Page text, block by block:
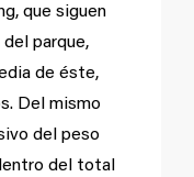
que siguen
parque,
de éste,
Del mismo
del peso
del total